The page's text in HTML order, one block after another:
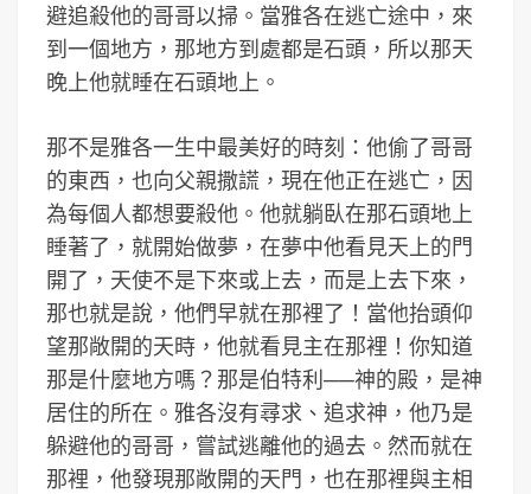
避追殺他的哥哥以掃。當雅各在逃亡途中，來
到一個地方，那地方到處都是石頭，所以那天
晚上他就睡在石頭地上。
那不是雅各一生中最美好的時刻：他偷了哥哥
的東西，也向父親撒謊，現在他正在逃亡，因
為每個人都想要殺他。他就躺臥在那石頭地上
睡著了，就開始做夢，在夢中他看見天上的門
開了，天使不是下來或上去，而是上去下來，
那也就是說，他們早就在那裡了！當他抬頭仰
望那敞開的天時，他就看見主在那裡！你知道
那是什麼地方嗎？那是伯特利──神的殿，是神
居住的所在。雅各沒有尋求、追求神，他乃是
躲避他的哥哥，嘗試逃離他的過去。然而就在
那裡，他發現那敞開的天門，也在那裡與主相